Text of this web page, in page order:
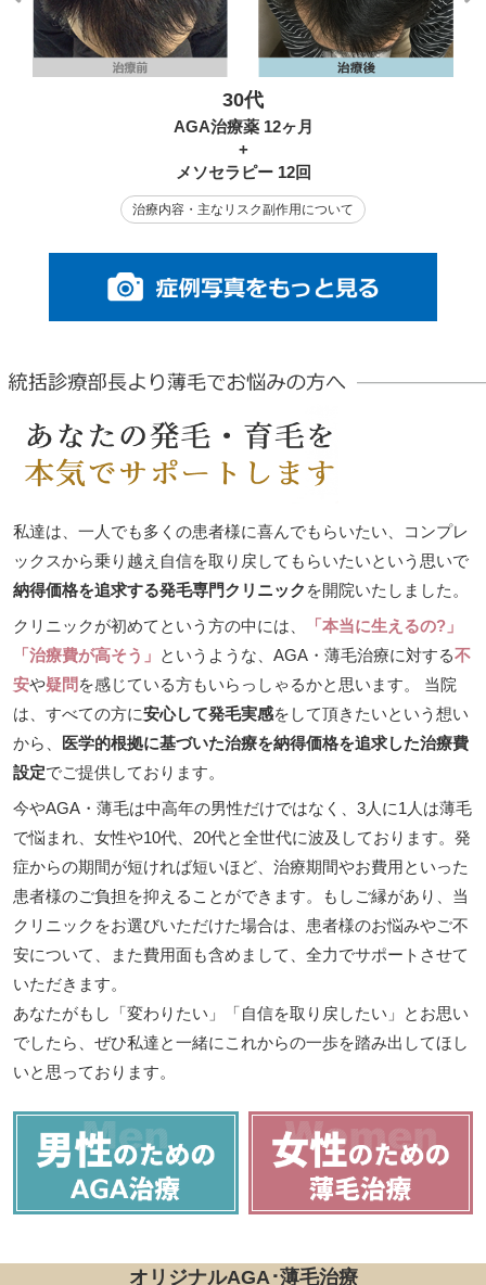
30代
AGA治療薬 12ヶ月
+
メソセラピー 12回
治療内容・主なリスク副作用について
Previous
私達は、一人でも多くの患者様に喜んでもらいたい、コンプレ
ックスから乗り越え自信を取り戻してもらいたいという思いで
納得価格を追求する発毛専門クリニック を開院いたしました。
クリニックが初めてという方の中には、
「本当に生えるの?」
「治療費が高そう」 というような、AGA・薄毛治療に対する不
安や疑問 を感じている方もいらっしゃるかと思います。 当院
は、すべての方に安心して発毛実感をして頂きたいという想い
から、
医学的根拠に基づいた治療を納得価格を追求した治療費
設定でご提供しております。
今やAGA・薄毛は中高年の男性だけではなく、3人に1人は薄毛
で悩まれ、女性や10代、20代と全世代に波及しております。発
症からの期間が短ければ短いほど、治療期間やお費用といった
患者様のご負担を抑えることができます。もしご縁があり、当
クリニックをお選びいただけた場合は、患者様のお悩みやご不
安について、また費用面も含めまして、全力でサポートさせて
いただきます。
あなたがもし「変わりたい」「自信を取り戻したい」とお思い
でしたら、ぜひ私達と一緒にこれからの一歩を踏み出してほし
いと思っております。
オリジナルAGA･薄毛治療